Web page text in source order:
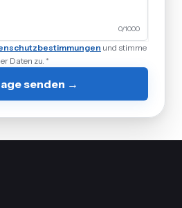
0/1000
und stimme
Daten zu. *
senden →